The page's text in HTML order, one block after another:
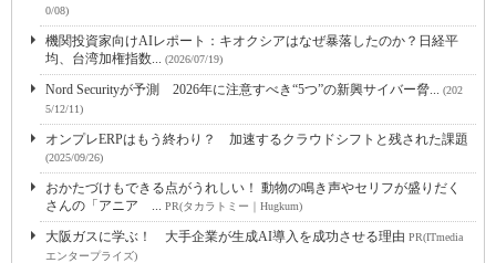
0/08)
機関投資家向けAIレポート：キオクシアはなぜ暴落したのか？日経平
均、台湾加権指数... (2026/07/19)
Nord Securityが予測 2026年に注意すべき“5つ”の新興サイバー脅... (202
5/12/11)
オンプレERPはもう終わり？ 加速するクラウドシフトと残された課題
(2025/09/26)
おかたづけもできる点がうれしい！ 動物の鳴き声やセリフが盛りだく
さんの「アニア ... PR(タカラトミー｜Hugkum)
大阪ガスに学ぶ！ 大手企業が生成AI導入を成功させる理由 PR(ITmedia
エンタープライズ)